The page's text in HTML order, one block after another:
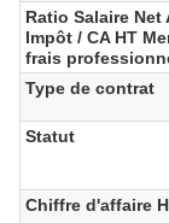
Ratio Salaire Net
Impôt / CA HT
frais
Type de contrat
Statut
Chiffre d'affaire